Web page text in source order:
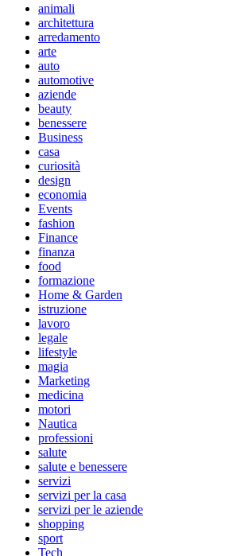
animali
architettura
arredamento
arte
auto
automotive
aziende
beauty
benessere
Business
casa
curiosità
design
economia
Events
fashion
Finance
finanza
food
formazione
Home & Garden
istruzione
lavoro
legale
lifestyle
magia
Marketing
medicina
motori
Nautica
professioni
salute
salute e benessere
servizi
servizi per la casa
servizi per le aziende
shopping
sport
Tech